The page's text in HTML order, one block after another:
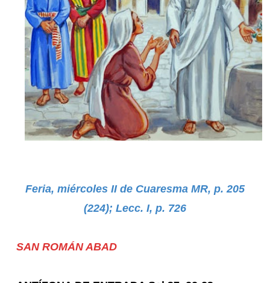
Feria, miércoles II de Cuaresma MR, p. 205
(224); Lecc. I, p. 726
SAN ROMÁN ABAD